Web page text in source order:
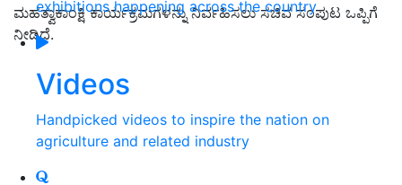
exhibitions happening across the country
Videos
Handpicked videos to inspire the nation on
agriculture and related industry
ಮಹತ್ವಾಕಾಂಕ್ಷಿ ಕಾರ್ಯಕ್ರಮಗಳನ್ನು ನಿರ್ವಹಿಸಲು ಸಚಿವ ಸಂಪುಟ ಒಪ್ಪಿಗೆ
ನೀಡಿದೆ.